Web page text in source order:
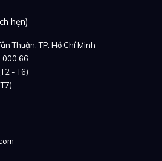
thiết kế tinh tế với những họa
thêm phần linh hoạt, cuốn hút
Khi quý cô muốn đồng hành
mẫu trang phục sang trọng,
đẹp đẳng cấp đầy tinh tế cho
hẹn)
Thuận, TP. Hồ Chí Minh
- T6)